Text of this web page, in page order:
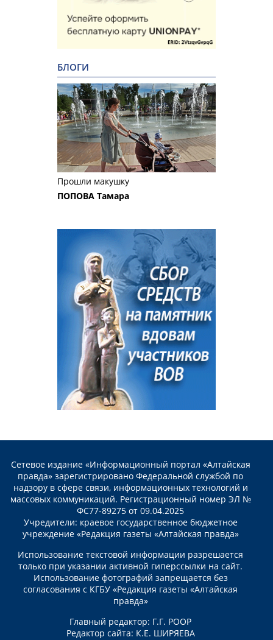
БЛОГИ
Прошли макушку
ПОПОВА Тамара
Сетевое издание «Информационный портал «Алтайская
правда» зарегистрировано Федеральной службой по
надзору в сфере связи, информационных технологий и
массовых коммуникаций. Регистрационный номер ЭЛ №
ФС77-89275 от 09.04.2025
Учредители: краевое государственное бюджетное
учреждение «Редакция газеты «Алтайская правда»
Использование текстовой информации разрешается
только при указании активной гиперссылки на сайт.
Использование фотографий запрещается без
согласования с КГБУ «Редакция газеты «Алтайская
правда»
Главный редактор: Г.Г. РООР
Редактор сайта: К.Е. ШИРЯЕВА